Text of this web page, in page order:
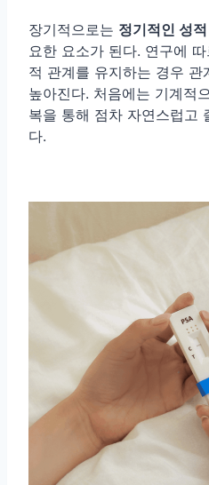
장기적으로는 정기적인 성
요한 요소가 된다. 연구에
적 관계를 유지하는 경우 관
높아진다. 처음에는 기계적
복을 통해 점차 자연스럽고
다.